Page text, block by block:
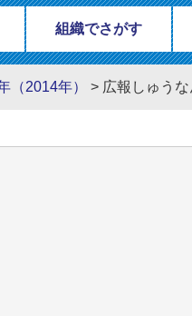
組織でさがす
（2014年） > 広報しゅう